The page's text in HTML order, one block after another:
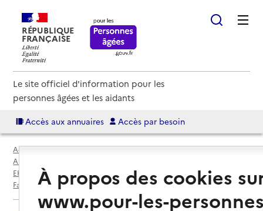
RÉPUBLIQUE
FRANÇAISE
Le site officiel d'information pour les
personnes âgées et les aidants
Accès aux annuaires Accès par besoin
Accueil
Espace annuaire
Annuaire EHPAD et maisons de retraite
EHPAD par département
Seine-et-Marne (77)
Faremoutiers
EHPAD Abbaye Notre-Dame
À propos des cookies
www.pour-les-